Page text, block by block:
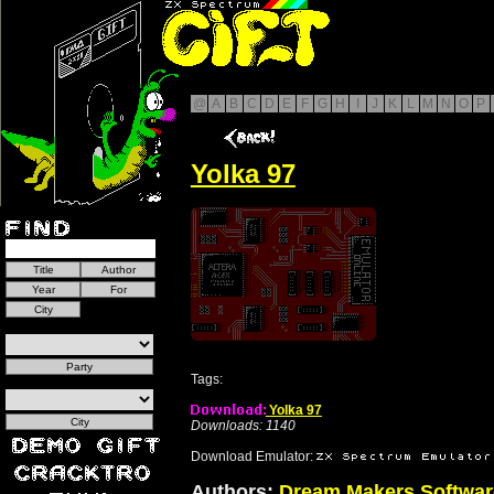
@ A B C D E F G H J K L M N O P
Yolka 97
Tags:
Yolka 97
Downloads: 1140
Download Emulator: